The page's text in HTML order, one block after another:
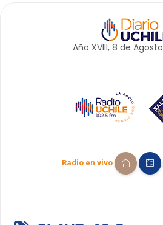
Año XVIII, 8 de Agosto
Radio en vivo